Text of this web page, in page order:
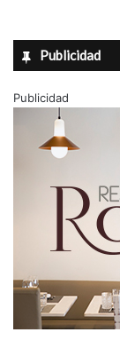
Publicidad
Publicidad